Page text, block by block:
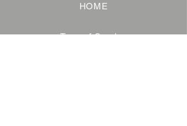
HOME
Term of Service